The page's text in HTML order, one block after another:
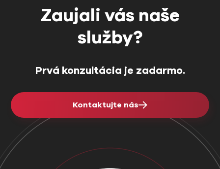
Zaujali vás naše
služby?
Prvá konzultácia je zadarmo.
Kontaktujte nás